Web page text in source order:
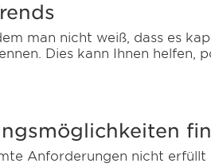
man nicht weiß, dass es
Dies kann Ihnen
Anforderungen nicht